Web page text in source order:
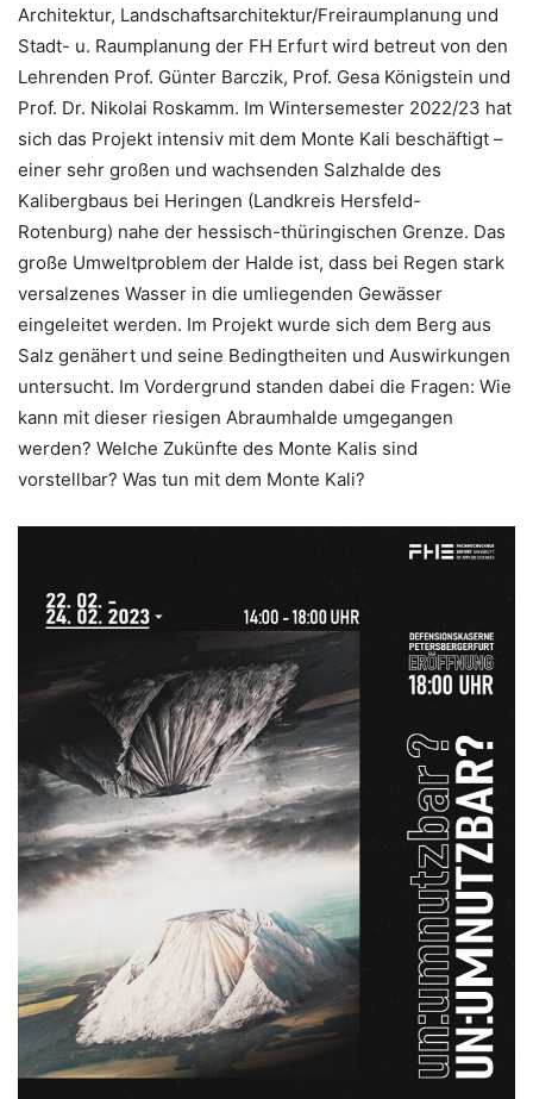
Architektur, Landschaftsarchitektur/Freiraumplanung und
Stadt- u. Raumplanung der FH Erfurt wird betreut von den
Lehrenden Prof. Günter Barczik, Prof. Gesa Königstein und
Prof. Dr. Nikolai Roskamm. Im Wintersemester 2022/23 hat
sich das Projekt intensiv mit dem Monte Kali beschäftigt –
einer sehr großen und wachsenden Salzhalde des
Kalibergbaus bei Heringen (Landkreis Hersfeld-
Rotenburg) nahe der hessisch-thüringischen Grenze. Das
große Umweltproblem der Halde ist, dass bei Regen stark
versalzenes Wasser in die umliegenden Gewässer
eingeleitet werden. Im Projekt wurde sich dem Berg aus
Salz genähert und seine Bedingtheiten und Auswirkungen
untersucht. Im Vordergrund standen dabei die Fragen: Wie
kann mit dieser riesigen Abraumhalde umgegangen
werden? Welche Zukünfte des Monte Kalis sind
vorstellbar? Was tun mit dem Monte Kali?